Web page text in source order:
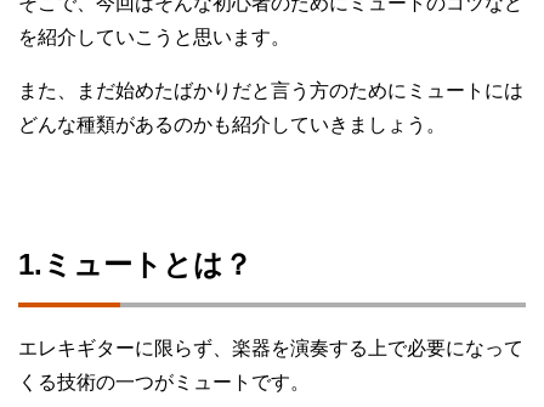
を紹介していこうと思います。
また、まだ始めたばかりだと言う方のためにミュートには
どんな種類があるのかも紹介していきましょう。
1.ミュートとは？
エレキギターに限らず、楽器を演奏する上で必要になって
くる技術の一つがミュートです。